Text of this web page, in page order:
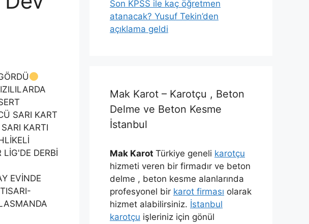
SARI KART
KARTI
DERBİ
EVİNDE
Son KPSS ile kaç öğretmen
atanacak? Yusuf Tekin’den
açıklama geldi
Mak Karot – Karotçu , Beton
Delme ve Beton Kesme
İstanbul
Mak Karot Türkiye geneli karotçu
hizmeti veren bir firmadır ve beton
delme , beton kesme alanlarında
profesyonel bir karot firması olarak
hizmet alabilirsiniz. İstanbul
karotçu işleriniz için gönül